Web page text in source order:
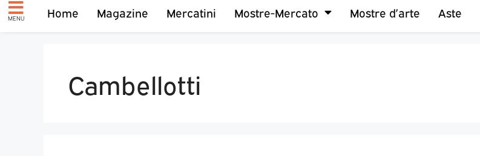
MENU Home Magazine Mercatini Mostre-Mercato Mostre d’arte Aste
Cambellotti